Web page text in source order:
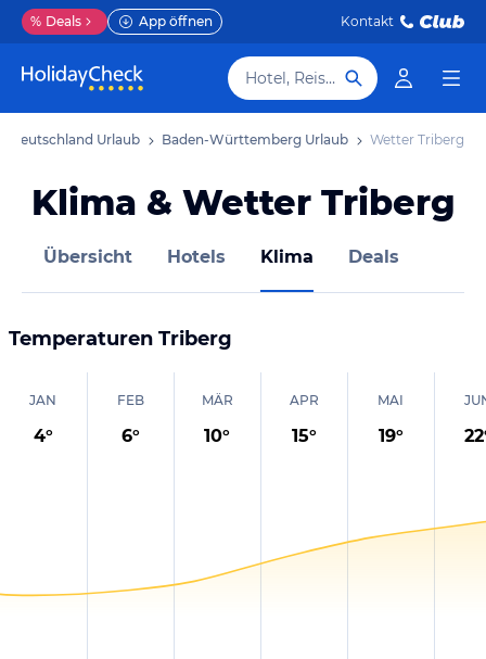
% Deals App öffnen Kontakt
Hotel, Reiseziel
Deutschland Urlaub Baden-Württemberg Urlaub Wetter Triberg
Klima & Wetter Triberg
Übersicht Hotels Klima Deals
Temperaturen Triberg
JAN
4°
FEB
6°
MÄR
10°
APR
15°
MAI
19° 22